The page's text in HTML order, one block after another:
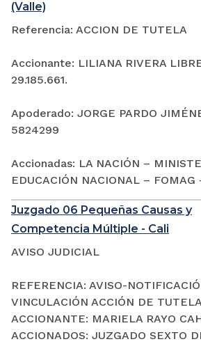
(Valle)
Referencia: ACCION DE TUTELA
Accionante: LILIANA RIVERA
29.185.661.
Apoderado: JORGE PARDO
5824299
Accionadas: LA NACIÓN –
EDUCACIÓN NACIONAL – FOMAG
Juzgado 06 Pequeñas Causas y
Competencia Múltiple - Cali
AVISO JUDICIAL
REFERENCIA: AVISO-
VINCULACIÓN ACCIÓN DE
ACCIONANTE: MARIELA RAYO
ACCIONADOS: JUZGADO SEXTO